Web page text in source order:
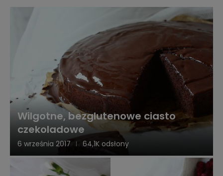
Wilgotne, bezglutenowe ciasto
czekoladowe
6 września 2017 64,1K odsłony